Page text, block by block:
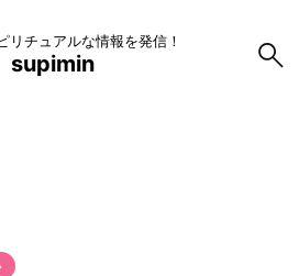
リチュアルな情報を発信！
supimin